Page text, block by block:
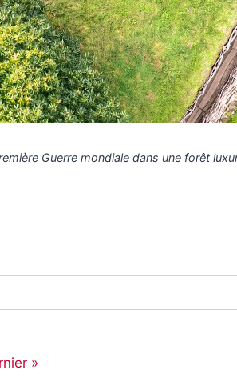
Guerre mondiale dans une forêt
»